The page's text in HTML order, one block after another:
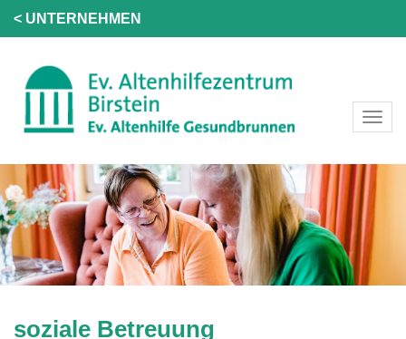
< UNTERNEHMEN
soziale Betreuung